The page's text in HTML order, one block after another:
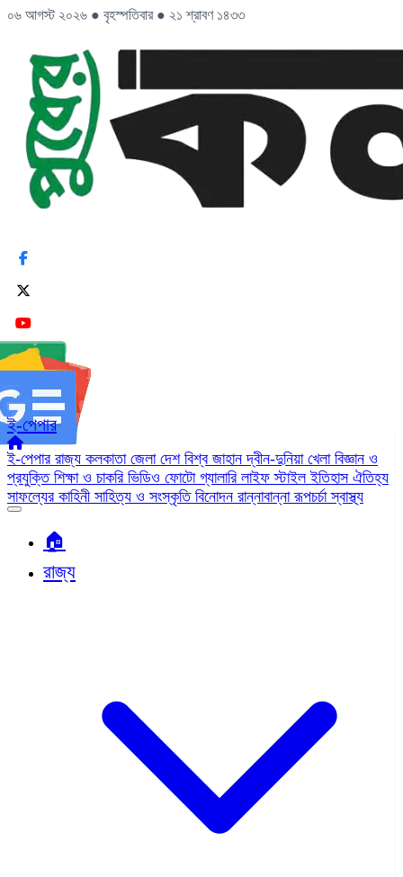
০৬ আগস্ট ২০২৬ ● বৃহস্পতিবার ● ২১ শ্রাবণ ১৪৩৩
ই-পেপার
ই-পেপার রাজ্য কলকাতা জেলা দেশ বিশ্ব জাহানদ্বীন-দুনিয়া খেলা বিজ্ঞান ও
প্রযুক্তি শিক্ষা ও চাকরি ভিডিও ফোটো গ্যালারি লাইফ স্টাইলইতিহাস ঐতিহ্য
সাফল্যের কাহিনী সাহিত্য ও সংস্কৃতি বিনোদন রান্নাবান্নারূপচর্চাস্বাস্থ্য
🏠︎
রাজ্য